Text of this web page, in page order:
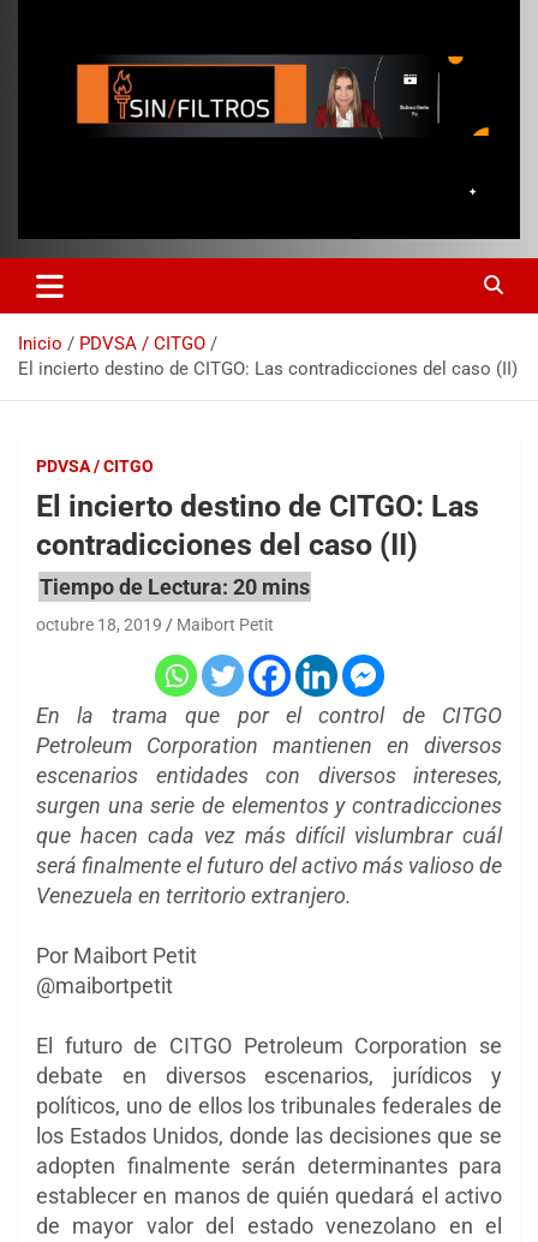
Inicio
PDVSA / CITGO
El incierto destino de CITGO: Las contradicciones del caso (II)
PDVSA / CITGO
El incierto destino de CITGO: Las
contradicciones del caso (II)
octubre 18, 2019 Maibort Petit
En la trama que por el control de CITGO
Petroleum Corporation mantienen en diversos
escenarios entidades con diversos intereses,
surgen una serie de elementos y contradicciones
que hacen cada vez más difícil vislumbrar cuál
será finalmente el futuro del activo más valioso de
Venezuela en territorio extranjero.
Por Maibort Petit
@maibortpetit
El futuro de CITGO Petroleum Corporation se
debate en diversos escenarios, jurídicos y
políticos, uno de ellos los tribunales federales de
los Estados Unidos, donde las decisiones que se
adopten finalmente serán determinantes para
establecer en manos de quién quedará el activo
de mayor valor del estado venezolano en el